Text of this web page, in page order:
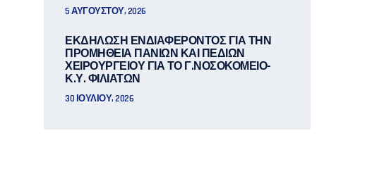
5 ΑΥΓΟΎΣΤΟΥ, 2026
ΕΚΔΗΛΩΣΗ ΕΝΔΙΑΦΕΡΟΝΤΟΣ ΓΙΑ ΤΗΝ
ΠΡΟΜΗΘΕΙΑ ΠΑΝΙΩΝ ΚΑΙ ΠΕΔΙΩΝ
ΧΕΙΡΟΥΡΓΕΙΟΥ ΓΙΑ ΤΟ Γ.ΝΟΣΟΚΟΜΕΙΟ-
Κ.Υ. ΦΙΛΙΑΤΩΝ
30 ΙΟΥΛΊΟΥ, 2026